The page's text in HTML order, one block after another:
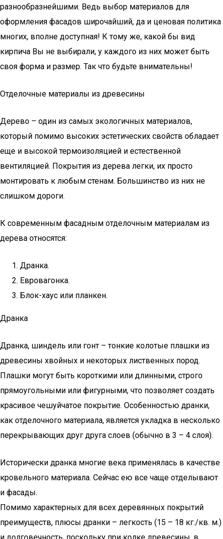
разнообразнейшими. Ведь выбор материалов для
оформления фасадов широчайший, да и ценовая политика
многих, вполне доступная! К тому же, какой бы вид
кирпича Вы не выбирали, у каждого из них может быть
своя форма и размер. Так что будьте внимательны!
Отделочные материалы из древесины
Дерево – один из самых экологичных материалов,
который помимо высоких эстетических свойств обладает
еще и высокой термоизоляцией и естественной
вентиляцией. Покрытия из дерева легки, их просто
монтировать к любым стенам. Большинство из них не
слишком дороги.
К современным фасадным отделочным материалам из
дерева относятся:
Дранка.
Евровагонка.
Блок-хаус или планкен.
Дранка
Дранка, шиндель или гонт – тонкие колотые плашки из
древесины хвойных и некоторых лиственных пород.
Плашки могут быть короткими или длинными, строго
прямоугольными или фигурными, что позволяет создать
красивое чешуйчатое покрытие. Особенностью дранки,
как отделочного материала, является укладка в несколько
перекрывающих друг друга слоев (обычно в 3 – 4 слоя).
Исторически дранка многие века применялась в качестве
кровельного материала. Сейчас ею все чаще отделывают
и фасады.
Помимо характерных для всех деревянных покрытий
преимуществ, плюсы дранки – легкость (15 – 18 кг./кв. м.)